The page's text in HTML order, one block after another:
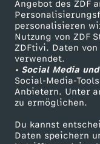
Angebot des ZDF
personalisieren
Nutzung von ZDF
ZDFtivi. Daten
verwendet.
• Social Media
Social-Media-
Anbietern. Unter
zu ermöglichen.
Du kannst
Daten speichern
u
s
-
D
TV-Programm
ZDF Unternehmen
Karriere
ZDF goes Schule